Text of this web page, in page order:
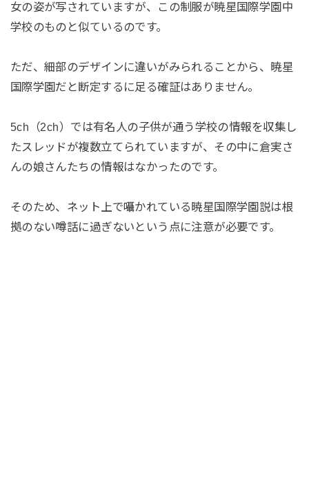
女の姿が写されていますが、この制服が暁星国際学園中
学校のものと似ているのです。
ただ、細部のデザインに違いがみられることから、暁星
国際学園だと断定するに足る確証はありません。
5ch（2ch）では有名人の子供が通う学校の情報を収集し
たスレッドが複数立てられていますが、その中に倉実さ
んの娘さんたちの情報はなかったのです。
そのため、ネット上で囁かれている暁星国際学園説は根
拠のない噂話に過ぎないという点に注意が必要です。